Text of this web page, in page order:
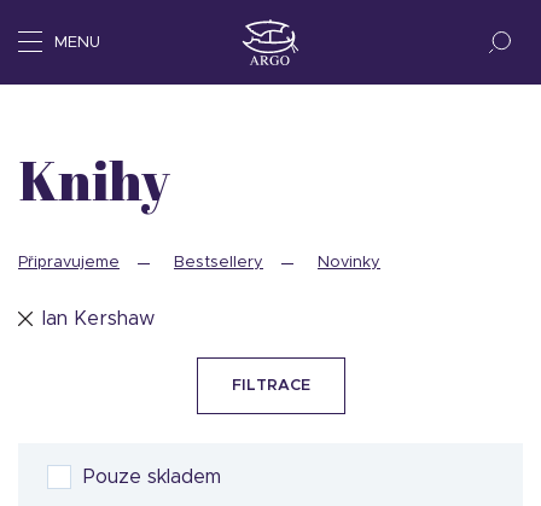
MENU
Knihy
Připravujeme Bestsellery Novinky
Ian Kershaw
FILTRACE
Pouze skladem